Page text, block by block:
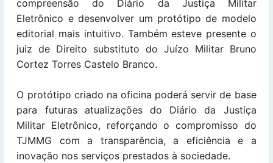
compreensão do Diário da Justiça Militar
Eletrônico e desenvolver um protótipo de modelo
editorial mais intuitivo. Também esteve presente o
juiz de Direito substituto do Juízo Militar Bruno
Cortez Torres Castelo Branco.
O protótipo criado na oficina poderá servir de base
para futuras atualizações do Diário da Justiça
Militar Eletrônico, reforçando o compromisso do
TJMMG com a transparência, a eficiência e a
inovação nos serviços prestados à sociedade.